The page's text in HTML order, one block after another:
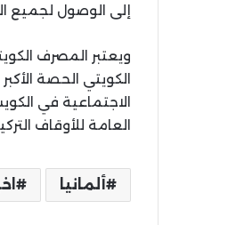
إلى الوصول لجميع
ويعتبر المصرف
الكويتي الحصة
الاجتماعية في
العامة للأوقاف
ألمانيا